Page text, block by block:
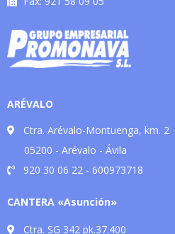
ARÉVALO
Ctra. Arévalo-Montuenga, km. 2
05200 - Arévalo - Ávila
920 30 06 22 - 600973718
CANTERA «Asunción»
Ctra. SG 342 pk.37.400